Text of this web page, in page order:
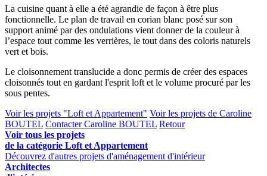
La cuisine quant à elle a été agrandie de façon à être plus
fonctionnelle. Le plan de travail en corian blanc posé sur son
support animé par des ondulations vient donner de la couleur à
l’espace tout comme les verrières, le tout dans des coloris naturels
vert et bois.
Le cloisonnement translucide a donc permis de créer des espaces
cloisonnés tout en gardant l'esprit loft et le volume procuré par les
sous pentes.
Voir les projets "Loft et Appartement" Voir les projets de Caroline
BOUTEL Contacter Caroline BOUTEL Retour
Voir tous les projets
de la catégorie Loft et Appartement
Découvrez d'autres projets d'aménagement d'intérieur
Architectes